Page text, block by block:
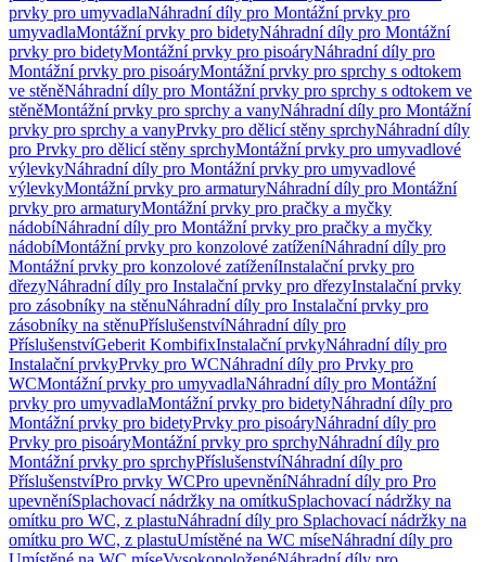
prvky pro umyvadlaNáhradní díly pro Montážní prvky pro
umyvadlaMontážní prvky pro bidetyNáhradní díly pro Montážní
prvky pro bidetyMontážní prvky pro pisoáryNáhradní díly pro
Montážní prvky pro pisoáryMontážní prvky pro sprchy s odtokem
ve stěněNáhradní díly pro Montážní prvky pro sprchy s odtokem ve
stěněMontážní prvky pro sprchy a vanyNáhradní díly pro Montážní
prvky pro sprchy a vanyPrvky pro dělicí stěny sprchyNáhradní díly
pro Prvky pro dělicí stěny sprchyMontážní prvky pro umyvadlové
výlevkyNáhradní díly pro Montážní prvky pro umyvadlové
výlevkyMontážní prvky pro armaturyNáhradní díly pro Montážní
prvky pro armaturyMontážní prvky pro pračky a myčky
nádobíNáhradní díly pro Montážní prvky pro pračky a myčky
nádobíMontážní prvky pro konzolové zatíženíNáhradní díly pro
Montážní prvky pro konzolové zatíženíInstalační prvky pro
dřezyNáhradní díly pro Instalační prvky pro dřezyInstalační prvky
pro zásobníky na stěnuNáhradní díly pro Instalační prvky pro
zásobníky na stěnuPříslušenstvíNáhradní díly pro
PříslušenstvíGeberit KombifixInstalační prvkyNáhradní díly pro
Instalační prvkyPrvky pro WCNáhradní díly pro Prvky pro
WCMontážní prvky pro umyvadlaNáhradní díly pro Montážní
prvky pro umyvadlaMontážní prvky pro bidetyNáhradní díly pro
Montážní prvky pro bidetyPrvky pro pisoáryNáhradní díly pro
Prvky pro pisoáryMontážní prvky pro sprchyNáhradní díly pro
Montážní prvky pro sprchyPříslušenstvíNáhradní díly pro
PříslušenstvíPro prvky WCPro upevněníNáhradní díly pro Pro
upevněníSplachovací nádržky na omítkuSplachovací nádržky na
omítku pro WC, z plastuNáhradní díly pro Splachovací nádržky na
omítku pro WC, z plastuUmístěné na WC míseNáhradní díly pro